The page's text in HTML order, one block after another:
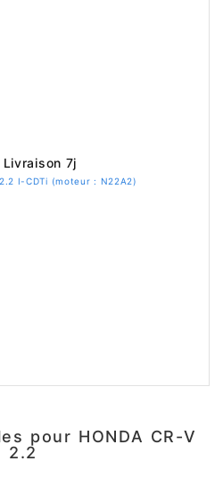
7j
I-CDTi (moteur : N22A2)
pour HONDA CR-V
2.2